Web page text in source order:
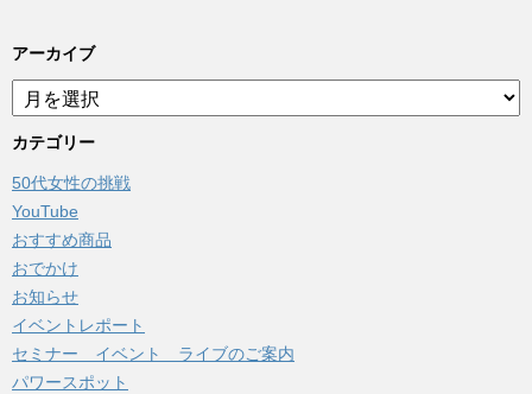
アーカイブ
ア
ー
カ
ブ
カテゴリー
50代女性の挑戦
YouTube
おすすめ商品
おでかけ
お知らせ
イベントレポート
セミナー イベント ライブのご案内
パワースポット